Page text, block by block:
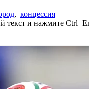
, концессия
и нажмите